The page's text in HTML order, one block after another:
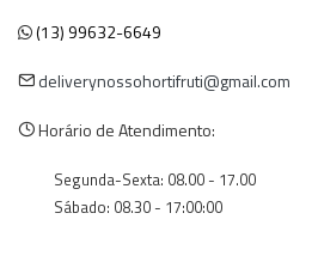
(13) 99632-6649
deliverynossohortifruti@gmail.com
Horário de Atendimento:
Segunda-Sexta: 08.00 - 17.00
Sábado: 08.30 - 17:00:00